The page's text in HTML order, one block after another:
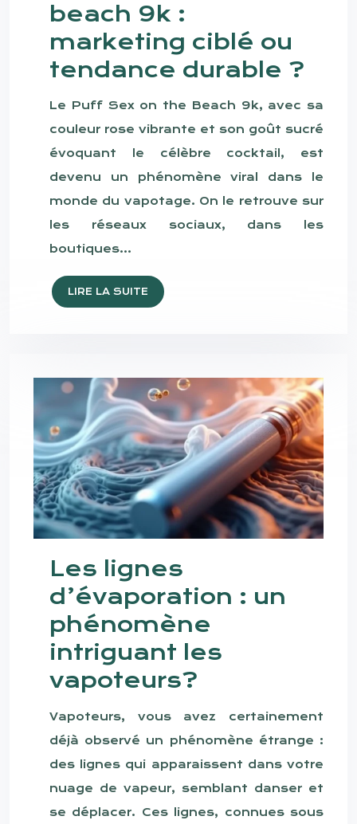
beach 9k :
marketing ciblé ou
tendance durable ?
Le Puff Sex on the Beach 9k, avec sa
couleur rose vibrante et son goût sucré
évoquant le célèbre cocktail, est
devenu un phénomène viral dans le
monde du vapotage. On le retrouve sur
les réseaux sociaux, dans les
boutiques…
LIRE LA SUITE
Les lignes
d’évaporation : un
phénomène
intriguant les
vapoteurs?
Vapoteurs, vous avez certainement
déjà observé un phénomène étrange :
des lignes qui apparaissent dans votre
nuage de vapeur, semblant danser et
se déplacer. Ces lignes, connues sous